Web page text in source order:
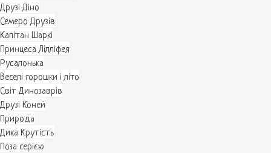
Друзі Діно
Семеро Друзів
Капітан Шаркі
Принцеса Лілліфея
Русалонька
Веселі горошки і літо
Світ Динозаврів
Друзі Коней
Природа
Дика Крутість
Поза серією